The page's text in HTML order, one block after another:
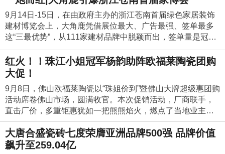
家居定制应用及装饰，是传统材料的最佳替代品，已成为当
下国内外高端装修的流行趋势。此次，顺成引进意大利萨克
米无限长连续成型大板岩板智能产线是顺成发展史上的又一
里程碑，也是建陶行业的标杆之作，领时代之先。相信，随
岩板相媲美，甚至优于国外进口岩板的高性价比岩板产品，
开启顺成陶瓷集团的跨界之路。 以质造，助力美好生活2019
年，是建陶挑战与机遇并存的一年，也是顺成陶瓷集团深度
变革的一年。顺成岩板智能生产线的点火，为顺成乃至陶瓷
冲破行业壁垒，实现跨界整合，深入开拓大家居市场创建无
限新机。下一步，顺成将依据市场导向，立足现有陶瓷产业
基础，借助顺成21年陶瓷质造科技和世界先进的岩板智能生
产系统，不断研发推出岩板新品。相信，顺成将孕育出建陶
升级路上跨界整合的又一个辉煌，成为引领国内外市场的新
成为当地“瓷砖之王”。
00mm“光”系列产品展示800X2600mm“秀”系列产品展示总有
一段声音镌刻岁月美好，总有一些文化积淀时代蕴椟，总有
一部匠作值得传世收藏，总有一种瓷砖不负韶华绽放，大唐
合盛瓷砖以“国潮”之名，致敬国粹、经典、时尚、潮流。本次
新品品鉴会上，N°39“锦、秀、星、光”四大系列产品：18款9
00X1800mm、10款800x2600mm、40款600x1200mm、17
款900x900mm等新品齐齐亮相。新品创意设计上糅合北纬3
9°线上的自然风光、人文建筑等精髓和传统文化元素，通过
纹理色彩的表达、多元化的铺贴效果向世界传递出国潮瓷砖
的东方美学观念，“国际范、艺术范、经典范、时尚范”精彩绽
放！国风元素瓷砖水刀造型嘉宾朋友纷纷为心仪瓷砖点赞
《步步高升》 地面用砖：DGL1262828 、DGL126283
2 《国色天香》 地面用砖：DGL1262826、DGL1262836、
突围之道。前三次会议构建了卡米亚瓷砖2019年的发展脉
络，承前启后并层层递进。本次大会，面对日益萧条的终端
市场，卡米亚积极帮扶经销商改变原有单一的渠道结构，建
立健全设计师渠道、泥瓦工渠道、单体工程渠道等立体营销
渠道。同时，会议中以“大同”、“朔州”、“哈尔滨”等地经销商
在泥水工渠道所取得的成就以及对“郑州”、“深圳”、“福州”等
地经销商的设计师渠道的深度拓展，徐闻、秦皇岛、如皋等
地单体工程运作为实际案例，现场为还处于单一渠道运作的
经销商展开手把手的操作指导。陶瓷行业如今还存在一种现
象便是厂家并不实际了解经销商的需求，而是一味地催促经
销商压库存，拼业绩。但是卡米亚却反其道而行之，脚踏实
地深耕终端市场，积极听取来自终端的声音。本次私董会
上，卡米亚经销商从产品开发、产品质量、开单发货、品牌
推广、渠道建设、工程运作、泥瓦工渠道运作、广告投放、
会长兼天工装饰董事长封福良等高层领导专程到场致贺。还
没到六点，现场就座无空虚，业界知名人士、合作伙伴、客
户、企业员工等共计600余人到场，共襄盛会。▲广东顺成陶
瓷集团董事长梁有福（左二）广东顺成陶瓷集团总裁梁德云
集团总裁助理张海军（左一）芳芳建材创始人俞元芳（左
三）▲晚宴现场晚宴伊始，芳芳建材创始人俞元芳女士首先
发表了讲话。俞元芳感谢大家在公司创立30周年来，一直关
心和支持的领导、客户、供应商和社会各界朋友；以及多年
不懈努力、并做出卓越贡献的各位同事们！俞元芳女士给大
家回顾了三十年来公司的成长与蜕变，用“规范、专业、创
新、共赢”这八个字来表达芳芳建材一直以来奋勇前行的经营
理念，并表示将继续在产品质量上严格把关，为行业和市场
保驾护航。▲芳芳建材创始人俞元芳致辞接着是广东顺成陶
意源之旅”！ 参与本次活动的主要嘉宾有：广州美术学院工艺
美术学院副院长/教授魏华先生、陶瓷艺术大师/佛山市工艺美
术学会会长封伟民先生，石湾陶艺学会会长青年陶艺家赵淋
先生，美术家协会会员、青年陶艺家周小星先生，石湾陶艺
学会秘书长史鑫先生，设计星执行主席/新中源陶瓷营销总经
理陈勤显先生，设计星执行委员会主任、新中源陶瓷品牌管
理中心总经理郭浩先生，广州设计周品牌总监李尹婷女士，2
019设计星12强选手以及国内近50家媒体亲临现场。前瞻未
来的设计与艺术将引领世界作为“设计星”联合主办方之一，新
样的前瞻考虑？“未来，的设计与艺术将引领世界。”设计星执
行主席/新中源陶瓷营销总经理陈勤显先生道出了对未来趋势
的展望，也指出了必须进行探寻与深挖的方向。设计星执行
9月14日-15日，在由政府主办的浙江苍南首届绿色家居装饰
建材博览会上，大角鹿凭借展位最大、广告最强、签单最多
这“三最优势”，从111家建材品牌中脱颖而出，签单量是冠
珠、金丝玉玛、昊博等其他瓷砖品牌总和的3倍。浙江苍南首
届家博会满城都是大角鹿一只磨树的鹿无论走到哪都是主
场，大角鹿继续以领导者的姿态闪亮登场浙江苍南首届家博
会。视频链接：https://v.qq.com/x/page/w0929kkuo0l.html满
城尽是大角鹿万人见证大角鹿超耐磨重磨之下毫无磨花瓷砖
好不好，磨磨就知道！大角鹿品质过硬不怕挑战，所到之处
必然刮起一股“超耐磨”热潮，不管参赛选手如何使尽浑身解数
之下，毫无磨损”，让浙江苍南的消费者共同见证了每一片大
角鹿超耐磨大理石瓷砖耐磨度是普通瓷砖的3倍。视频链接：
红火！！珠江小姐冠军杨韵助阵欧福莱陶瓷团购
大促！
9月8日，佛山欧福莱陶瓷以“珠姐价到”暨佛山大牌超级惠团购
活动席卷佛山市场，圆满收官。本次促销活动，厂商联手，
直击厂价，多重钜惠犹如一把熊熊焰火，燃点了当地业主们
的购砖激情，重量级巨星——珠江小姐杨韵盛情出席，助力
活动火爆开展，成交喜人！活动当日，欧福莱陶瓷总部门前
掌声雷动，欢呼雀跃，来自佛山多地的过百名业主朋友乘坐
大唐合盛瓷砖七度荣膺亚洲品牌500强 品牌价值
飙升至259.04亿